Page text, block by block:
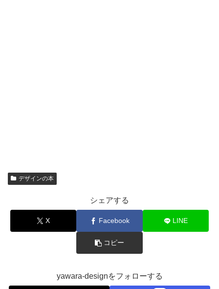
デザインの本
シェアする
X Facebook LINE
コピー
yawara-designをフォローする